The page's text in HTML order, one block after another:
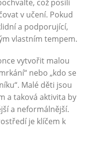
což posílí
v učení. Pokud
a podporující,
vlastním tempem.
vytvořit malou
nebo „kdo se
Malé děti jsou
a taková aktivita by
a neformálnější.
je klíčem k